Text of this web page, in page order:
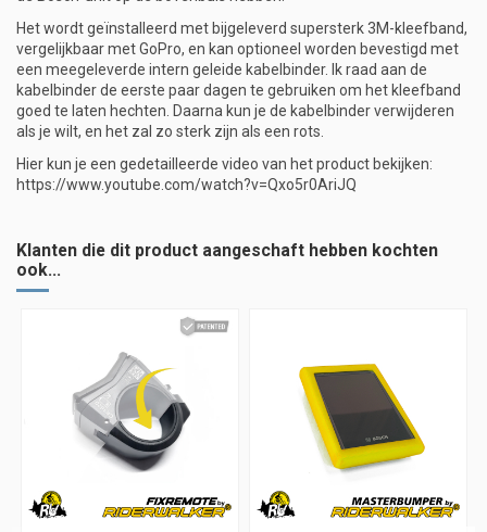
Het wordt geïnstalleerd met bijgeleverd supersterk 3M-kleefband,
vergelijkbaar met GoPro, en kan optioneel worden bevestigd met
een meegeleverde intern geleide kabelbinder. Ik raad aan de
kabelbinder de eerste paar dagen te gebruiken om het kleefband
goed te laten hechten. Daarna kun je de kabelbinder verwijderen
als je wilt, en het zal zo sterk zijn als een rots.
Hier kun je een gedetailleerde video van het product bekijken:
https://www.youtube.com/watch?v=Qxo5r0AriJQ
Klanten die dit product aangeschaft hebben kochten
ook...